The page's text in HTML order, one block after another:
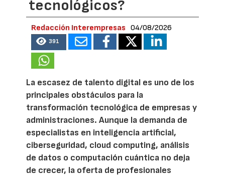
tecnológicos?
Redacción Interempresas 04/08/2026
391
La escasez de talento digital es uno de los
principales obstáculos para la
transformación tecnológica de empresas y
administraciones. Aunque la demanda de
especialistas en inteligencia artificial,
ciberseguridad, cloud computing, análisis
de datos o computación cuántica no deja
de crecer, la oferta de profesionales